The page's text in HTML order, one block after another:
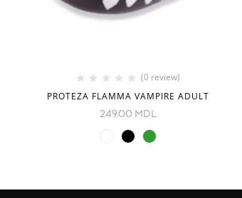
(0 review)
PROTEZA FLAMMA VAMPIRE ADULT
249.00 MDL